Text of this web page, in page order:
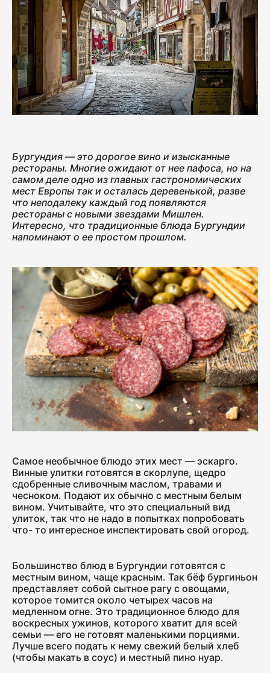
Колбаса с/к Коньячная
230
Нарезка Сервелат "Кремлёвский"
110
Нарезка Индейка варёно-копчёная
70
Колбаса сырокопчёная Сальчичон
260
Ветчина "Для тостов"
1700
Колбаса полукопчёная "Краковская"
400
Колбаса сырокопчёная "Зернистая"
ГОСТ
Бекон "Дабл Смок"
200
Ветчина "С окороком"
Салями "Венская"
330
Бургундия — это дорогое вино и изысканные
рестораны. Многие ожидают от нее пафоса, но на
самом деле одно из главных гастрономических
мест Европы так и осталась деревенькой, разве
что неподалеку каждый год появляются
рестораны с новыми звездами Мишлен.
Интересно, что традиционные блюда Бургундии
напоминают о ее простом прошлом.
Самое необычное блюдо этих мест — эскарго.
Винные улитки готовятся в скорлупе, щедро
сдобренные сливочным маслом, травами и
чесноком. Подают их обычно с местным белым
вином. Учитывайте, что это специальный вид
улиток, так что не надо в попытках попробовать
что- то интересное инспектировать свой огород.
Большинство блюд в Бургундии готовятся с
местным вином, чаще красным. Так бёф бургиньон
представляет собой сытное рагу с овощами,
которое томится около четырех часов на
медленном огне. Это традиционное блюдо для
воскресных ужинов, которого хватит для всей
семьи — его не готовят маленькими порциями.
Лучше всего подать к нему свежий белый хлеб
(чтобы макать в соус) и местный пино нуар.